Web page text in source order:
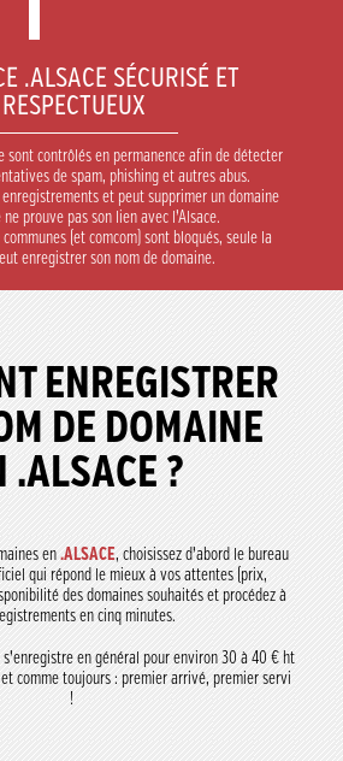
.ALSACE SÉCURISÉ ET
RESPECTUEUX
sont contrôlés en permanence afin de détecter
de spam, phishing et autres abus.
et peut supprimer un domaine
prouve pas son lien avec l’Alsace.
communes (et comcom) sont bloqués, seule la
enregistrer son nom de domaine.
ENREGISTRER
DE DOMAINE
.ALSACE ?
en .ALSACE, choisissez d’abord le bureau
qui répond le mieux à vos attentes (prix,
des domaines souhaités et procédez à
en cinq minutes.
s’enregistre en général pour environ 30 à 40 € ht
comme toujours : premier arrivé, premier servi
!